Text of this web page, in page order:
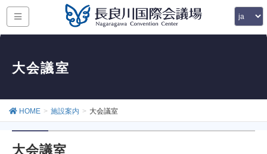
大会議室
HOME 施設案内 大会議室
大会議室